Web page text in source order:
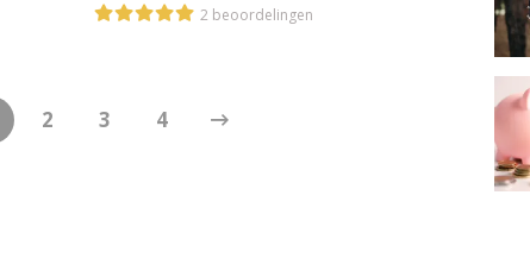
2 beoordelingen
2 3 4